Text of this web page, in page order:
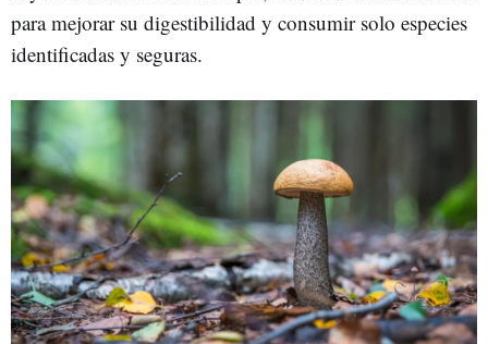
para mejorar su digestibilidad y consumir solo especies
identificadas y seguras.